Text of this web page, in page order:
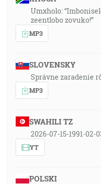
Umxholo:
zeentlobo zovuko!”
MP3
SLOVENSKY
Správne zaradenie
MP3
SWAHILI TZ
2026-07-15-1991-02-
YT
POLSKI